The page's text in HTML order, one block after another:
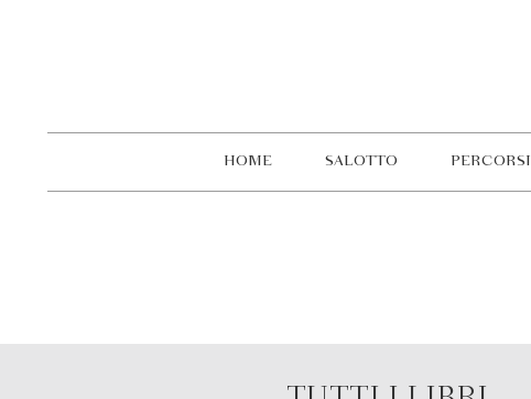
HOME SALOTTO PERCORSI